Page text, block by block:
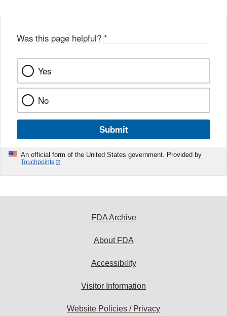
Was this page helpful? *
Yes
No
Submit
An official form of the United States government. Provided by
Touchpoints
FDA Archive
About FDA
Accessibility
Visitor Information
Website Policies / Privacy